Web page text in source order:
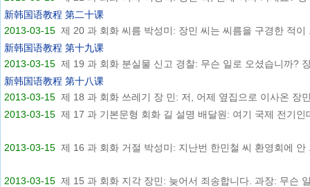
新韩国语教程 第二十课
2013-03-15 제 20 과 회화 씨름 박성미: 장민 씨는 씨름을 구경한 적이
新韩国语教程 第十九课
2013-03-15 제 19 과 회화 분실물 신고 경찰: 무슨 일로 오셨습니까?
新韩国语教程 第十八课
2013-03-15 제 18 과 회화 쓰레기 장 민: 저, 어제 옆집으로 이사온 장
2013-03-15 제 17 과 기본문형 회화 길 설명 배달원: 여기 국제 전기인
2013-03-15 제 16 과 회화 거절 박성미: 지난번 한민철 씨 환영회에 안
2013-03-15 제 15 과 회화 지각 장민: 늦어서 죄송합니다. 과장: 무슨